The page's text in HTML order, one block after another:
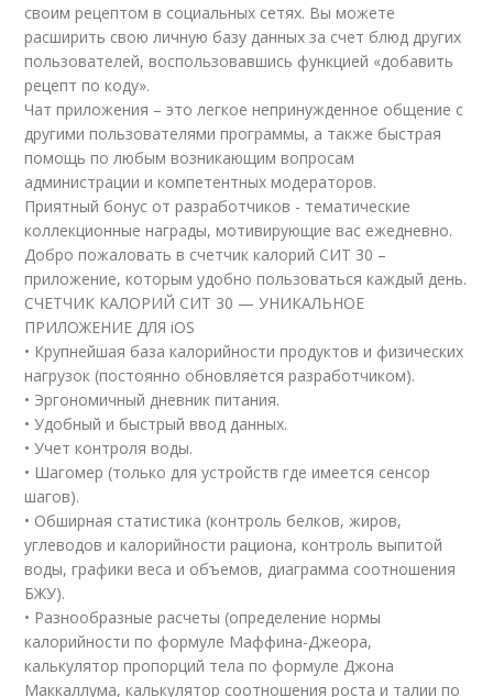
своим рецептом в социальных сетях. Вы можете
расширить свою личную базу данных за счет блюд других
пользователей, воспользовавшись функцией «добавить
рецепт по коду».
Чат приложения – это легкое непринужденное общение с
другими пользователями программы, а также быстрая
помощь по любым возникающим вопросам
администрации и компетентных модераторов.
Приятный бонус от разработчиков - тематические
коллекционные награды, мотивирующие вас ежедневно.
Добро пожаловать в счетчик калорий СИТ 30 –
приложение, которым удобно пользоваться каждый день.
СЧЕТЧИК КАЛОРИЙ СИТ 30 — УНИКАЛЬНОЕ
ПРИЛОЖЕНИЕ ДЛЯ iOS
• Крупнейшая база калорийности продуктов и физических
нагрузок (постоянно обновляется разработчиком).
• Эргономичный дневник питания.
• Удобный и быстрый ввод данных.
• Учет контроля воды.
• Шагомер (только для устройств где имеется сенсор
шагов).
• Обширная статистика (контроль белков, жиров,
углеводов и калорийности рациона, контроль выпитой
воды, графики веса и объемов, диаграмма соотношения
БЖУ).
• Разнообразные расчеты (определение нормы
калорийности по формуле Маффина-Джеора,
калькулятор пропорций тела по формуле Джона
Маккаллума, калькулятор соотношения роста и талии по